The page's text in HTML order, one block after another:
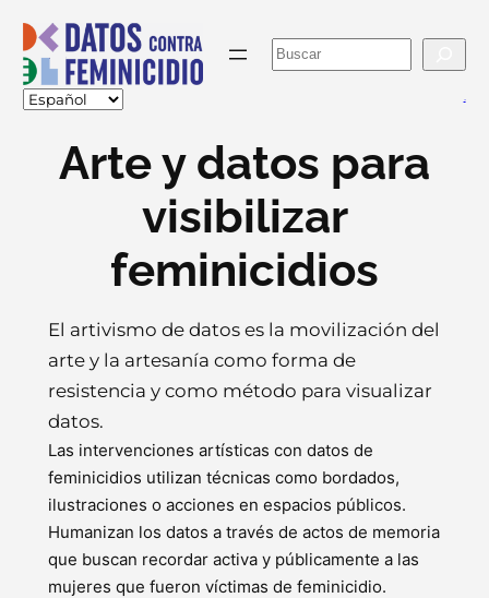
Skip
content
Buscar
Arte y datos para
visibilizar
feminicidios
El artivismo de datos es la movilización del
arte y la artesanía como forma de
resistencia y como método para visualizar
datos.
Las intervenciones artísticas con datos de
feminicidios utilizan técnicas como bordados,
ilustraciones o acciones en espacios públicos.
Humanizan los datos a través de actos de memoria
que buscan recordar activa y públicamente a las
mujeres que fueron víctimas de feminicidio.